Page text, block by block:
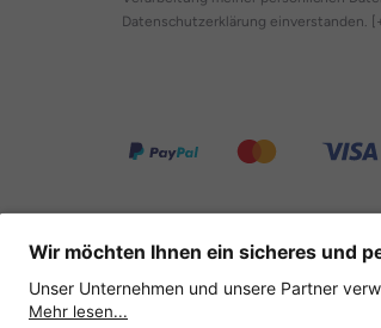
Datenschutzerklärung einverstanden.